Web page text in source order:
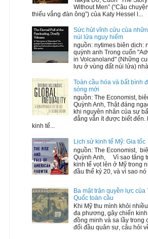
Without Men” (“Câu
thiếu vắng đàn ông”) của Katy Hessel l...
Sức hút vĩnh cửu của
núi lửa nguy hiểm
nguồn: nytimes biên dịch:
quỳnh anh Trong cuốn
in Volcanoland" (Những
lưu ở vùng đất núi lửa)
Toàn cầu hóa và bất bình
sóng mới
nguồn: The Economist,
Quỳnh Anh, Thật đáng
khi nguyên nhân của sự
đẳng vẫn ít được biết đến.
kinh tế...
Lịch sử kinh tế Mỹ: Gia tốc
nguồn: The Economist,
Quỳnh Anh, Vì sao tăng
kinh tế vọt lên ở Mỹ trong
đầu thế kỷ 20, và vì sao nó
Ba mặt trận quyền lực của
Quốc toàn cầu
Khi Mỹ thu mình khỏi
đa phương, gây chiến
đồng minh và sa lầy trong
đối đầu quân sự, câu hỏi